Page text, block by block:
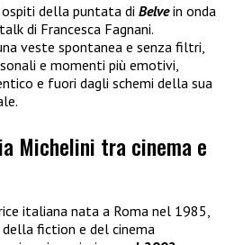
della puntata di Belve in onda
di Francesca Fagnani.
veste spontanea e senza filtri,
e momenti più emotivi,
e fuori dagli schemi della sua
Michelini tra cinema e
italiana nata a Roma nel 1985,
fiction e del cinema